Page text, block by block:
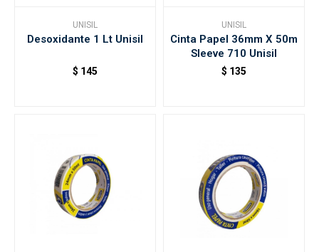
UNISIL
Desoxidante 1 Lt Unisil
$ 145
UNISIL
Cinta Papel 36mm X 50m
Sleeve 710 Unisil
$ 135
Trabaja con nosotros
Contacto